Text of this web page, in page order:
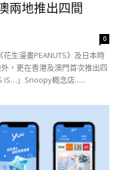
兩地推出四間
0
生漫畫PEANUTS》及日本時
，更在香港及澳門首次推出四
IS…」Snoopy概念店......